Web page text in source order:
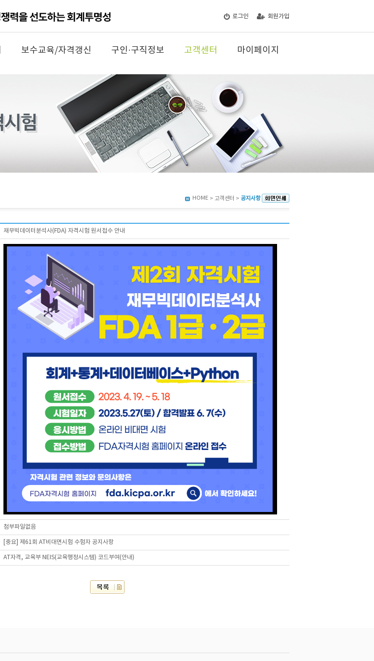
로그인 회원가입
보수교육/자격갱신 구인·구직정보 고객센터 마이페이지
HOME > 고객센터 > 공지사항
재무빅데이터분석사(FDA) 자격시험 원서접수 안내
첨부파일없음
[중요] 제61회 AT비대면시험 수험자 공지사항
AT자격, 교육부 NEIS(교육행정시스템) 코드부여(안내)